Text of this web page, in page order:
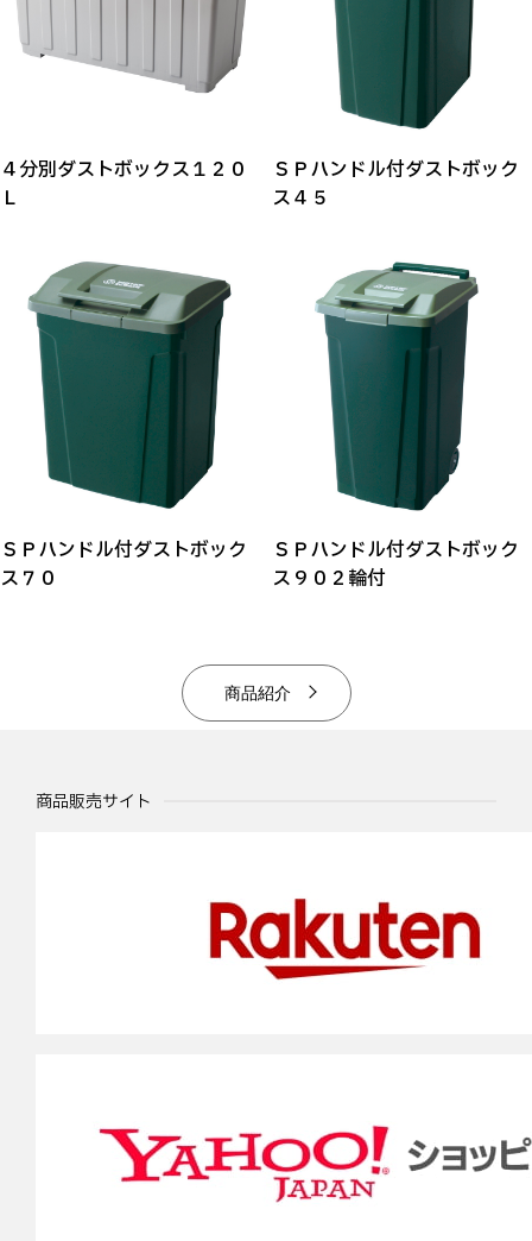
４分別ダストボックス１２０
Ｌ
ＳＰハンドル付ダストボック
ス４５
ＳＰハンドル付ダストボック
ス７０
ＳＰハンドル付ダストボック
ス９０２輪付
商品紹介
商品販売サイト